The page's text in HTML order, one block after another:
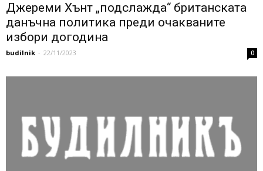
Джереми Хънт „подслажда“ британската
данъчна политика преди очакваните
избори догодина
budilnik - 22/11/2023 0